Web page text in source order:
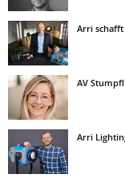
Arri
AV
Arri